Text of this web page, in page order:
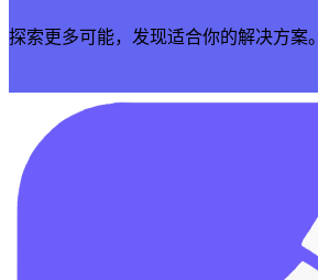
探索更多可能，发现适合你的解决方案。